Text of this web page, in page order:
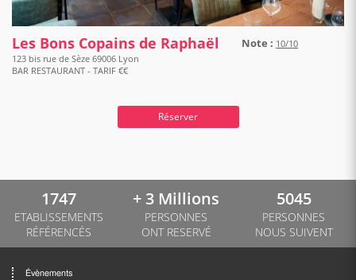
Les Bons Copains de Raphaël Note : 10/10
123 bis rue de Sèze 69006 Lyon
BAR RESTAURANT - TARIF €€
Réserver
1747
ETABLISSEMENTS
RÉFÉRENCÉS
+ 3 Millions
PERSONNES
ONT RESERVÉ
5045
PERSONNES
NOUS SUIVENT
Évènements